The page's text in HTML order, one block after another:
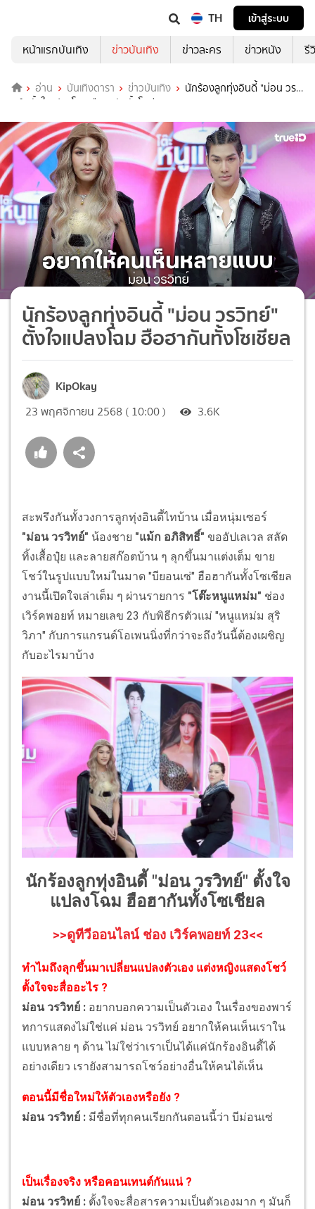
TH
เข้าสู่ระบบ
หน้าแรกบันเทิง
ข่าวบันเทิง ข่าวละคร ข่าวหนัง รี
อ่าน บันเทิงดารา ข่าวบันเทิง
นักร้องลูกทุ่งอินดี้ "ม่อน วรวิ
ทย์" ตั้งใจแปลงโฉม ฮือฮากันทั้งโซเชียล
นักร้องลูกทุ่งอินดี้ "ม่อน วรวิทย์"
ตั้งใจแปลงโฉม ฮือฮากันทั้งโซเชียล
KipOkay
23 พฤศจิกายน 2568 ( 10:00 ) 3.6K
สะพรึงกันทั้งวงการลูกทุ่งอินดี้ไทบ้าน เมื่อหนุ่มเซอร์
"ม่อน วรวิทย์" น้องชาย "แม้ก อภิสิทธิ์" ขออัปเลเวล สลัด
ทิ้งเสื้อปุ๋ย และลายสก๊อตบ้าน ๆ ลุกขึ้นมาแต่งเต็ม ขาย
โชว์ในรูปแบบใหม่ในมาด "บียอนเซ่" ฮือฮากันทั้งโซเชียล
งานนี้เปิดใจเล่าเต็ม ๆ ผ่านรายการ "โต๊ะหนูแหม่ม" ช่อง
เวิร์คพอยท์ หมายเลข 23 กับพิธีกรตัวแม่ "หนูแหม่ม สุริ
วิภา" กับการแกรนด์โอเพนนิ่งที่กว่าจะถึงวันนี้ต้องเผชิญ
กับอะไรมาบ้าง
นักร้องลูกทุ่งอินดี้ "ม่อน วรวิทย์" ตั้งใจ
แปลงโฉม ฮือฮากันทั้งโซเชียล
>>ดูทีวีออนไลน์ ช่อง เวิร์คพอยท์ 23<<
ทำไมถึงลุกขึ้นมาเปลี่ยนแปลงตัวเอง แต่งหญิงแสดงโชว์
ตั้งใจจะสื่ออะไร ?
ม่อน วรวิทย์ : อยากบอกความเป็นตัวเอง ในเรื่องของพาร์
ทการแสดงไม่ใช่แค่ ม่อน วรวิทย์ อยากให้คนเห็นเราใน
แบบหลาย ๆ ด้าน ไม่ใช่ว่าเราเป็นได้แค่นักร้องอินดี้ได้
อย่างเดียว เรายังสามารถโชว์อย่างอื่นให้คนได้เห็น
ตอนนี้มีชื่อใหม่ให้ตัวเองหรือยัง ?
ม่อน วรวิทย์ : มีชื่อที่ทุกคนเรียกกันตอนนี้ว่า บีม่อนเซ่
เป็นเรื่องจริง หรือคอนเทนต์กันแน่ ?
ม่อน วรวิทย์ : ตั้งใจจะสื่อสารความเป็นตัวเองมาก ๆ มันก็